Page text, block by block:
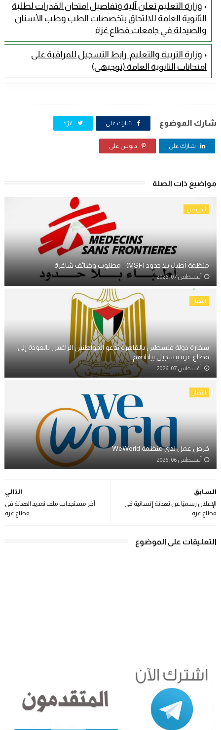
وزارة التعليم تعلن آلية وتفاصيل امتحان القدرات لطلبة
الثانوية العامة للالتحاق بتخصصات الطب وطب الأسنان
والصيدلة في جامعات قطاع غزة
وزارة التربية والتعليم: رابط التسجيل للمراقبة على
امتحانات الثانوية العامة (توجيهي)
شارك الموضوع شارك على غرّد
شارك على دبوس على
مواضيع ذات الصلة
الخريجين
منظمة أطباء بلا حدود (MSF) - مطلوب وظائف شاغرة
أغسطس 07, 2026
الأخبار
سفارة دولة فلسطين بالقاهرة تدعو المواطنين الراغبين بالعودة إلى
قطاع غزة بتسجيل بياناتهم
أغسطس 07, 2026
الأخبار
فرص عمل لدى منظمة WeWorld
أغسطس 06, 2026
التالي
آخر مستجدات ملف تمديد الهدنة في
قطاع غزة
السابق
الإعلان رسميًا عن تهدئة إنسانية في
قطاع غزة
التعليقات على الموضوع